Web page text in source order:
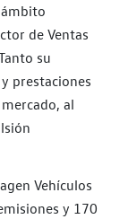
de Ventas
su
prestaciones
al
Vehículos
y 170